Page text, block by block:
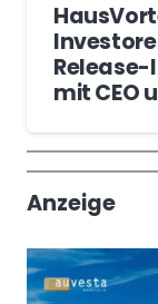
mit CEO
Anzeige